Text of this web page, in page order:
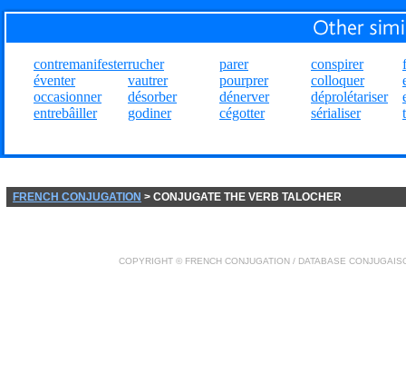
contremanifester
éventer
occasionner
entrebâiller
rucher
vautrer
désorber
godiner
parer
pourprer
dénerver
cégotter
conspirer
colloquer
déprolétariser
sérialiser
FRENCH CONJUGATION > CONJUGATE THE VERB TALOCHER
COPYRIGHT © FRENCH CONJUGATION / DATABASE